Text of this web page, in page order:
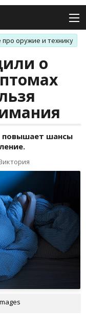
оружие и технику
о
повышает шансы